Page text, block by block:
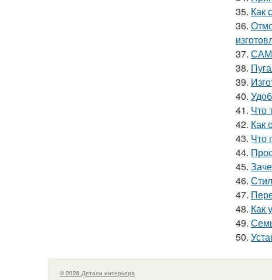
35. Как
36.
37.
38.
39.
40.
41. Что
42. Как
43. Что
44.
45.
46.
47.
48. Как
49.
50.
© 2026 Детали интерьера